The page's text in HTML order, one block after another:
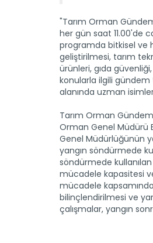
"Tarım Orman
her gün saat 11.00'de
programda bitkisel ve
geliştirilmesi, tarım
ürünleri, gıda
konularla ilgili gündem
alanında uzman
Tarım Orman
Orman Genel Müdürü
Genel Müdürlüğünün
yangın söndürmede
söndürmede
mücadele kapasitesi
mücadele
bilinçlendirilmesi ve
çalışmalar, yangın